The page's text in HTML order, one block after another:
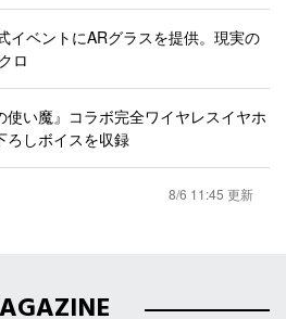
イベントにARグラスを提供。現実の
ロ
使い魔』コラボ完全ワイヤレスイヤホ
ろしボイスを収録
8/6 11:45 更新